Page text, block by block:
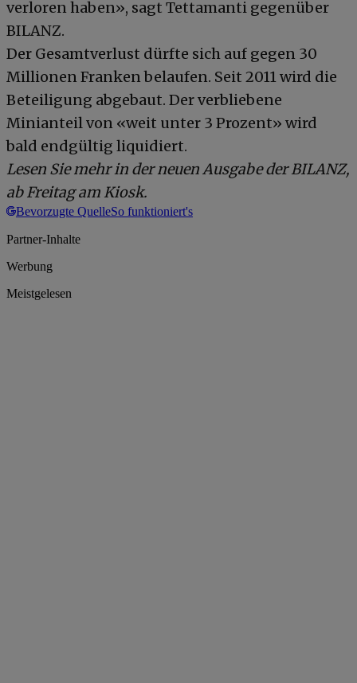
verloren haben», sagt Tettamanti gegenüber
BILANZ.
Der Gesamtverlust dürfte sich auf gegen 30
Millionen Franken belaufen. Seit 2011 wird die
Beteiligung abgebaut. Der verbliebene
Minianteil von «weit unter 3 Prozent» wird
bald endgültig liquidiert.
Lesen Sie mehr in der neuen Ausgabe der BILANZ,
ab Freitag am Kiosk.
Bevorzugte QuelleSo funktioniert's
Partner-Inhalte
Werbung
Meistgelesen